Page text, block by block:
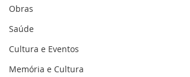
Obras
Saúde
Cultura e Eventos
Memória e Cultura